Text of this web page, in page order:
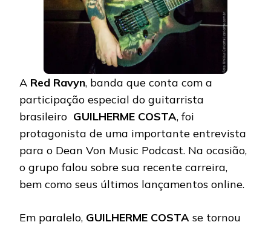
A Red Ravyn, banda que conta com a
participação especial do guitarrista
brasileiro GUILHERME COSTA, foi
protagonista de uma importante entrevista
para o Dean Von Music Podcast. Na ocasião,
o grupo falou sobre sua recente carreira,
bem como seus últimos lançamentos online.
Em paralelo, GUILHERME COSTA se tornou